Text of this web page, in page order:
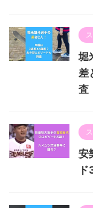
堀
差
査
安